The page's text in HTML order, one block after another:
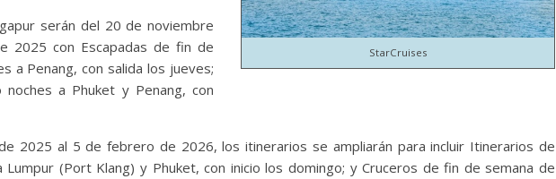
StarCruises
serán del 20 de noviembre
2025 con Escapadas de fin de
a Penang, con salida los jueves;
a Phuket y Penang, con
2025 al 5 de febrero de 2026, los itinerarios se ampliarán para incluir Itinerarios de
Lumpur (Port Klang) y Phuket, con inicio los domingo; y Cruceros de fin de semana de